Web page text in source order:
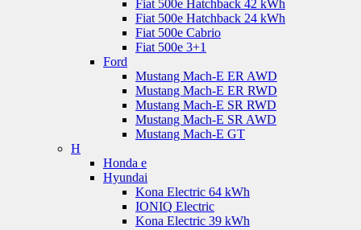
Fiat 500e Hatchback 42 kWh
Fiat 500e Hatchback 24 kWh
Fiat 500e Cabrio
Fiat 500e 3+1
Ford
Mustang Mach-E ER AWD
Mustang Mach-E ER RWD
Mustang Mach-E SR RWD
Mustang Mach-E SR AWD
Mustang Mach-E GT
H
Honda e
Hyundai
Kona Electric 64 kWh
IONIQ Electric
Kona Electric 39 kWh